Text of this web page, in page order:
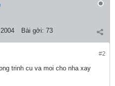
Bài gởi: 73
#2
trinh cu va moi cho nha xay